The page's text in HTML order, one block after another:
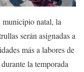
municipio natal, la
serán asignadas a
más a labores de
la temporada